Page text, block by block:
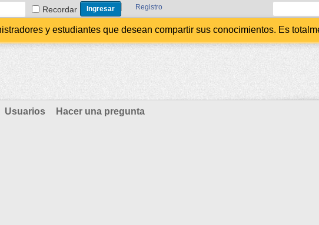
Recordar Registro
y estudiantes que desean compartir sus conocimientos. Es
Usuarios Hacer una pregunta